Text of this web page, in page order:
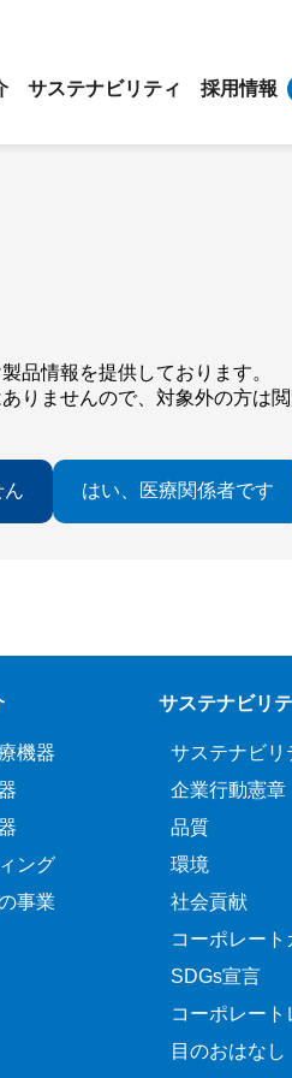
サステナビリティ 採用情報
品情報を提供しております。
りませんので、対象外の方は閲
ん はい、医療関係者です
機器
ング
事業
サステナビリ
サステナビリ
企業行動憲章
品質
環境
社会貢献
コーポレート
SDGs宣言
コーポレート
目のおはなし